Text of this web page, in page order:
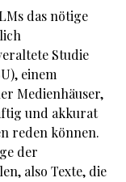
das nötige
Studie
einem
Medienhäuser,
und akkurat
reden können.
der
also Texte, die